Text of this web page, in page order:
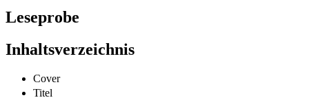
Leseprobe
Inhaltsverzeichnis
Cover
Titel